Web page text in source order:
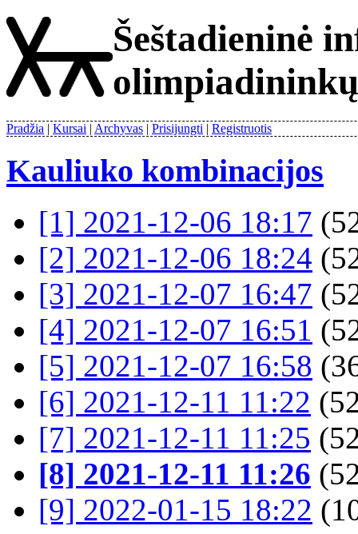
Šeštadieninė
Pradžia Kursai Archyvas Prisijungti Registruotis
Kauliuko kombinacijos
[1] 2021-12-06 18:17
[2] 2021-12-06 18:24
[3] 2021-12-07 16:47
[4] 2021-12-07 16:51
[5] 2021-12-07 16:58
[6] 2021-12-11 11:22
[7] 2021-12-11 11:25
[8] 2021-12-11 11:26
[9] 2022-01-15 18:22